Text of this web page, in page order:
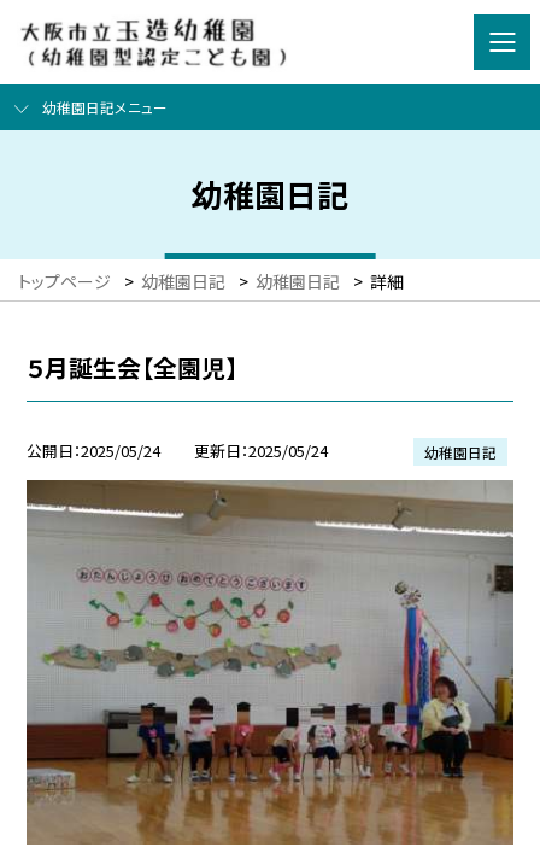
幼稚園日記メニュー
幼稚園日記
トップページ > 幼稚園日記 > 幼稚園日記 > 詳細
５月誕生会【全園児】
公開日 2025/05/24 更新日 2025/05/24 幼稚園日記